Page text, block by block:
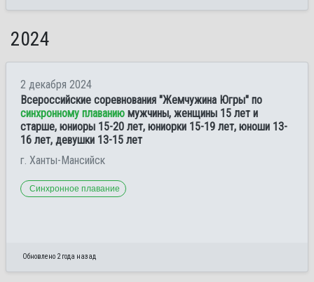
2024
2 декабря 2024
Всероссийские соревнования "Жемчужина Югры" по
синхронному плаванию мужчины, женщины 15 лет и
старше, юниоры 15-20 лет, юниорки 15-19 лет, юноши 13-
16 лет, девушки 13-15 лет
г. Ханты-Мансийск
Синхронное плавание
Обновлено 2 года назад